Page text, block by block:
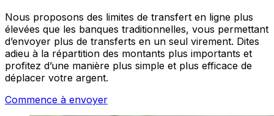
Nous proposons des limites de transfert en ligne plus
élevées que les banques traditionnelles, vous permettant
d’envoyer plus de transferts en un seul virement. Dites
adieu à la répartition des montants plus importants et
profitez d’une manière plus simple et plus efficace de
déplacer votre argent.
Commence à envoyer